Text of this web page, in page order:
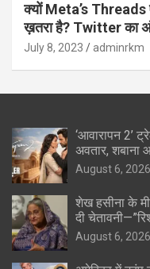
क्यों Meta’s
ख़तरा है? Twitter का
July 8, 2023 adminrkm
‘आवारापन 2’
अवतार, शबाना
August 6, 2026
शेख हसीना के
दी
August 6, 2026